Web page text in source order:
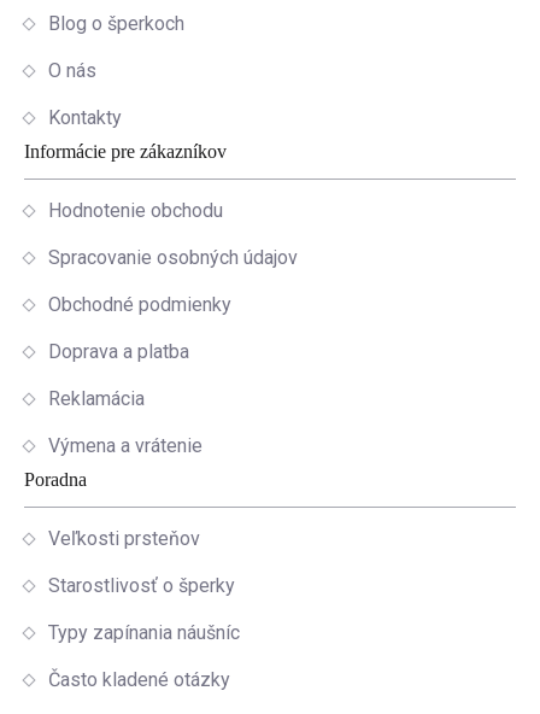
Blog o šperkoch
O nás
Kontakty
Informácie pre zákazníkov
Hodnotenie obchodu
Spracovanie osobných údajov
Obchodné podmienky
Doprava a platba
Reklamácia
Výmena a vrátenie
Poradna
Veľkosti prsteňov
Starostlivosť o šperky
Typy zapínania náušníc
Často kladené otázky